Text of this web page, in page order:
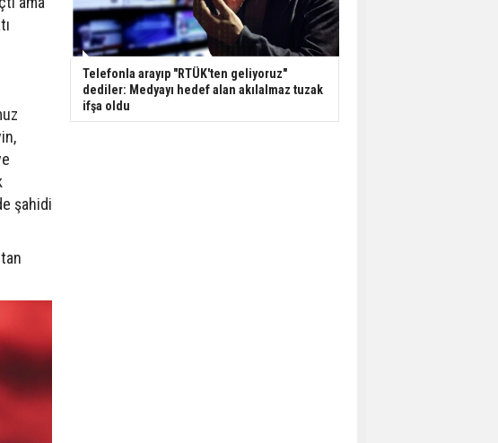
şahidi
Telefonla arayıp "RTÜK'ten geliyoruz"
dediler: Medyayı hedef alan akılalmaz tuzak
ifşa oldu